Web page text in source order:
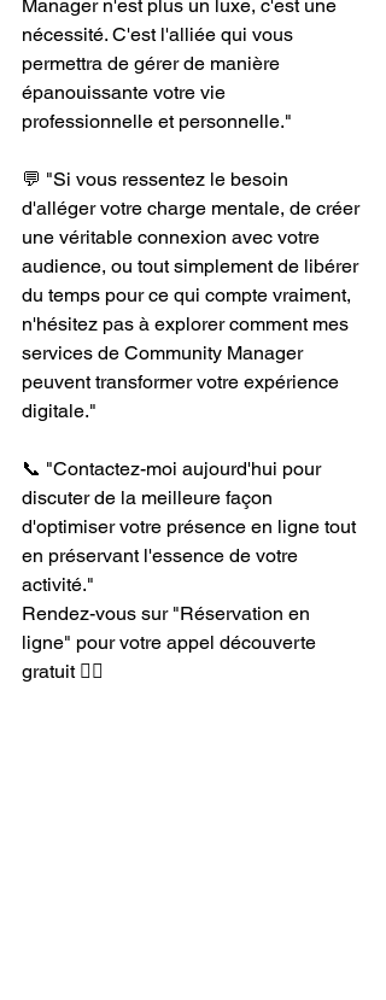
Manager n'est plus un luxe, c'est une
nécessité. C'est l'alliée qui vous
permettra de gérer de manière
épanouissante votre vie
professionnelle et personnelle."
💬 "Si vous ressentez le besoin
d'alléger votre charge mentale, de créer
une véritable connexion avec votre
audience, ou tout simplement de libérer
du temps pour ce qui compte vraiment,
n'hésitez pas à explorer comment mes
services de Community Manager
peuvent transformer votre expérience
digitale."
📞 "Contactez-moi aujourd'hui pour
discuter de la meilleure façon
d'optimiser votre présence en ligne tout
en préservant l'essence de votre
activité."
Rendez-vous sur "Réservation en
ligne" pour votre appel découverte
gratuit 🙋‍♀️